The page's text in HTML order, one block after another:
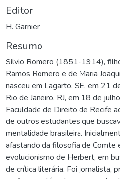
Editor
H. Garnier
Resumo
Silvio Romero (1851-1914),
Ramos Romero e de Maria
nasceu em Lagarto, SE, em 21
Rio de Janeiro, RJ, em 18 de
Faculdade de Direito de Recife
de outros estudantes que
mentalidade brasileira.
afastando da filosofia de Comte
evolucionismo de Herbert, em
de crítica literária. Foi jornalista,